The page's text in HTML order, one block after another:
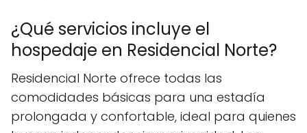
¿Qué servicios incluye el
hospedaje en Residencial Norte?
Residencial Norte ofrece todas las
comodidades básicas para una estadía
prolongada y confortable, ideal para quienes